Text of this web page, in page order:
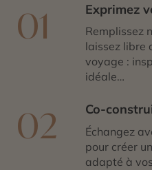
01 Exprimez
Remplissez
laissez libre
voyage :
idéale…
02 Co-
Échangez
pour créer
adapté à